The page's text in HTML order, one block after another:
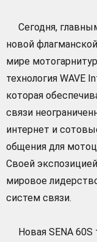
Сегодня,
новой
мире
технология WAVE
которая
связи
интернет и
общения для
Своей
мировое
систем связи.
Новая SENA 60S